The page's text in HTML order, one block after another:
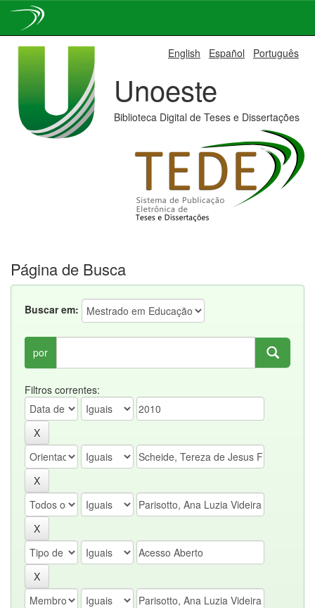
English Español Português
Unoeste
Biblioteca Digital de Teses e Dissertações
Página de Busca
Buscar em:
por
Filtros correntes: